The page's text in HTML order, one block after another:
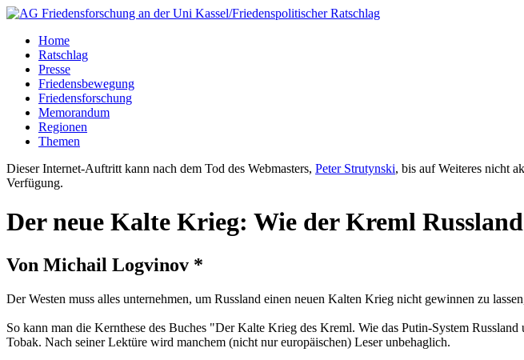
Home
Ratschlag
Presse
Friedensbewegung
Friedensforschung
Memorandum
Regionen
Themen
Dieser Internet-Auftritt kann nach dem Tod des Webmasters, Peter Strutynski, bis auf Weiteres nicht
Verfügung.
Der neue Kalte Krieg: Wie der Kreml
Von Michail Logvinov *
Der Westen muss alles unternehmen, um Russland einen neuen Kalten Krieg nicht gewinnen zu
So kann man die Kernthese des Buches "Der Kalte Krieg des Kreml. Wie das Putin-System
Tobak. Nach seiner Lektüre wird manchem (nicht nur europäischen) Leser unbehaglich.